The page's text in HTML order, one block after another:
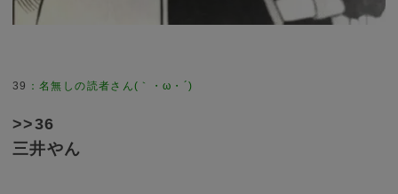
39
>>36
三井やん